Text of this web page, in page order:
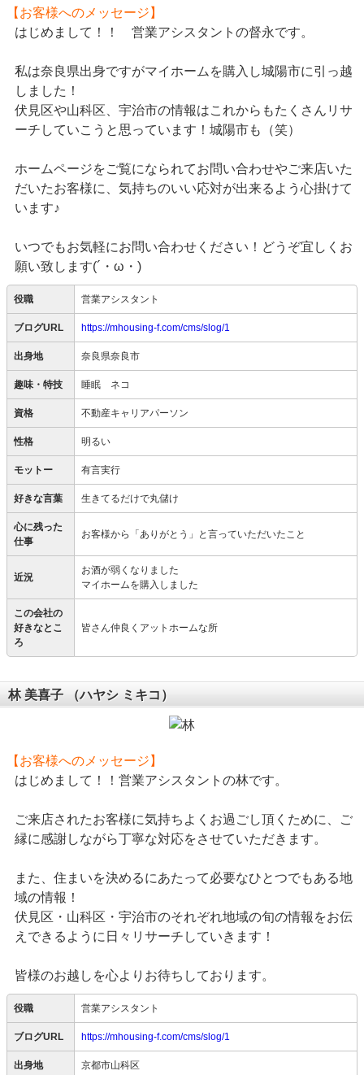
【お客様へのメッセージ】
はじめまして！！ 営業アシスタントの督永です。
私は奈良県出身ですがマイホームを購入し城陽市に引っ越
しました！
伏見区や山科区、宇治市の情報はこれからもたくさんリサ
ーチしていこうと思っています！城陽市も（笑）
ホームページをご覧になられてお問い合わせやご来店いた
だいたお客様に、気持ちのいい応対が出来るよう心掛けて
います♪
いつでもお気軽にお問い合わせください！どうぞ宜しくお
願い致します(´・ω・)
役職 営業アシスタント
ブログURL https://mhousing-f.com/cms/slog/1
出身地 奈良県奈良市
趣味・特技 睡眠 ネコ
資格 不動産キャリアパーソン
性格 明るい
モットー 有言実行
好きな言葉 生きてるだけで丸儲け
心に残った
仕事
お客様から「ありがとう」と言っていただいたこと
近況
お酒が弱くなりました
マイホームを購入しました
この会社の
好きなとこ
ろ
皆さん仲良くアットホームな所
林 美喜子 （ハヤシ ミキコ）
【お客様へのメッセージ】
はじめまして！！営業アシスタントの林です。
ご来店されたお客様に気持ちよくお過ごし頂くために、ご
縁に感謝しながら丁寧な対応をさせていただきます。
また、住まいを決めるにあたって必要なひとつでもある地
域の情報！
伏見区・山科区・宇治市のそれぞれ地域の旬の情報をお伝
えできるように日々リサーチしていきます！
皆様のお越しを心よりお待ちしております。
役職 営業アシスタント
ブログURL https://mhousing-f.com/cms/slog/1
出身地 京都市山科区